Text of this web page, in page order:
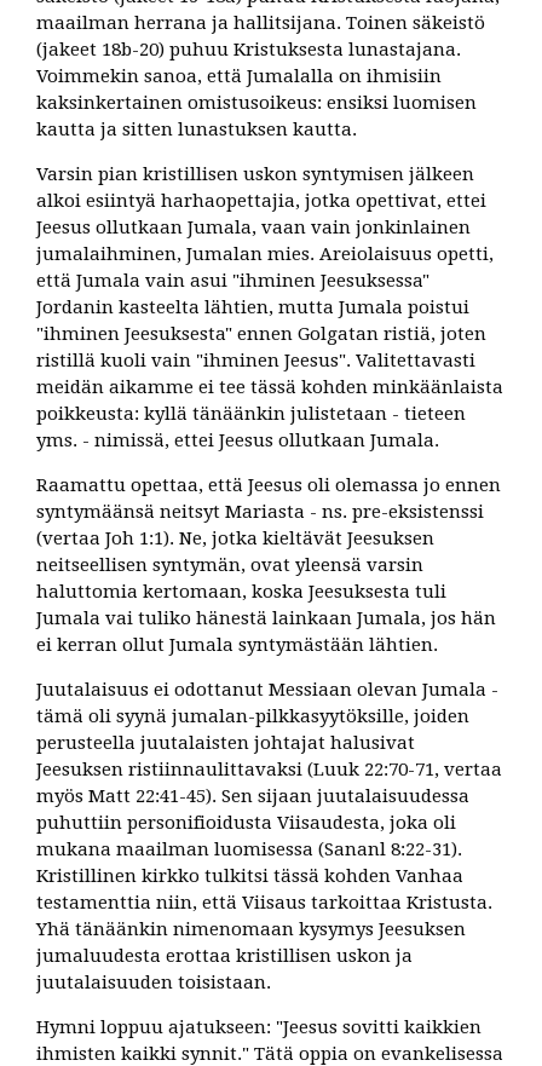
maailman herrana ja hallitsijana. Toinen säkeistö
(jakeet 18b-20) puhuu Kristuksesta lunastajana.
Voimmekin sanoa, että Jumalalla on ihmisiin
kaksinkertainen omistusoikeus: ensiksi luomisen
kautta ja sitten lunastuksen kautta.
Varsin pian kristillisen uskon syntymisen jälkeen
alkoi esiintyä harhaopettajia, jotka opettivat, ettei
Jeesus ollutkaan Jumala, vaan vain jonkinlainen
jumalaihminen, Jumalan mies. Areiolaisuus opetti,
että Jumala vain asui "ihminen Jeesuksessa"
Jordanin kasteelta lähtien, mutta Jumala poistui
"ihminen Jeesuksesta" ennen Golgatan ristiä, joten
ristillä kuoli vain "ihminen Jeesus". Valitettavasti
meidän aikamme ei tee tässä kohden minkäänlaista
poikkeusta: kyllä tänäänkin julistetaan - tieteen
yms. - nimissä, ettei Jeesus ollutkaan Jumala.
Raamattu opettaa, että Jeesus oli olemassa jo ennen
syntymäänsä neitsyt Mariasta - ns. pre-eksistenssi
(vertaa Joh 1:1). Ne, jotka kieltävät Jeesuksen
neitseellisen syntymän, ovat yleensä varsin
haluttomia kertomaan, koska Jeesuksesta tuli
Jumala vai tuliko hänestä lainkaan Jumala, jos hän
ei kerran ollut Jumala syntymästään lähtien.
Juutalaisuus ei odottanut Messiaan olevan Jumala -
tämä oli syynä jumalan-pilkkasyytöksille, joiden
perusteella juutalaisten johtajat halusivat
Jeesuksen ristiinnaulittavaksi (Luuk 22:70-71, vertaa
myös Matt 22:41-45). Sen sijaan juutalaisuudessa
puhuttiin personifioidusta Viisaudesta, joka oli
mukana maailman luomisessa (Sananl 8:22-31).
Kristillinen kirkko tulkitsi tässä kohden Vanhaa
testamenttia niin, että Viisaus tarkoittaa Kristusta.
Yhä tänäänkin nimenomaan kysymys Jeesuksen
jumaluudesta erottaa kristillisen uskon ja
juutalaisuuden toisistaan.
Hymni loppuu ajatukseen: "Jeesus sovitti kaikkien
ihmisten kaikki synnit." Tätä oppia on evankelisessa